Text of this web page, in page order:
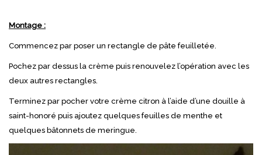
Montage :
Commencez par poser un rectangle de pâte feuilletée.
Pochez par dessus la crème puis renouvelez l’opération avec les
deux autres rectangles.
Terminez par pocher votre crème citron à l’aide d’une douille à
saint-honoré puis ajoutez quelques feuilles de menthe et
quelques bâtonnets de meringue.